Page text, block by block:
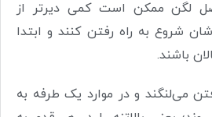
لگن ممکن است کمی دیرتر از
شروع به راه رفتن کنند و ابتدا
باشند.
می‌لنگند و در موارد یک طرفه به